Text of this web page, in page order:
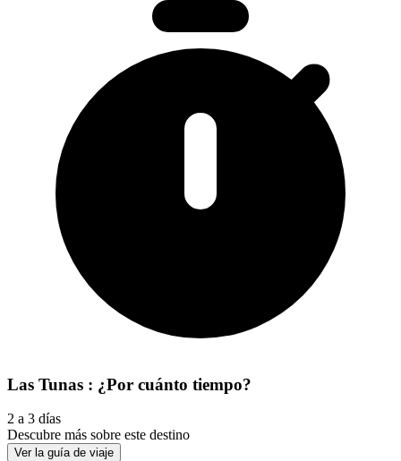
Las Tunas : ¿Por cuánto tiempo?
2 a 3 días
Descubre más sobre este destino
Ver la guía de viaje